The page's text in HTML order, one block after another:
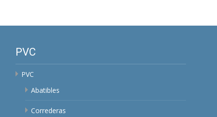
PVC
PVC
Abatibles
Correderas